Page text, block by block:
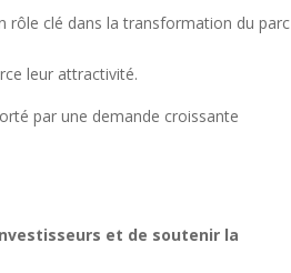
rôle clé dans la transformation du parc
leur attractivité.
par une demande croissante
et de soutenir la